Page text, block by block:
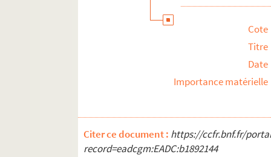
Cote
Titre
Date
Importance matérielle
Citer ce document : https://ccfr.bnf.fr/
record=eadcgm:EADC:b1892144